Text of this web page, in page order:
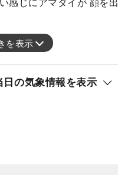
感じにアマダイが 顔を
を表示
日の気象情報を表示